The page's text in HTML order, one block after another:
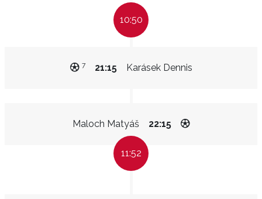
10:50
Karásek Dennis
21:15
7
Maloch Matyáš 22:15
11:52